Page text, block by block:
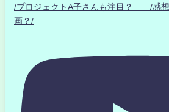
/プロジェクトA子さんも注目？ /感想
画？/